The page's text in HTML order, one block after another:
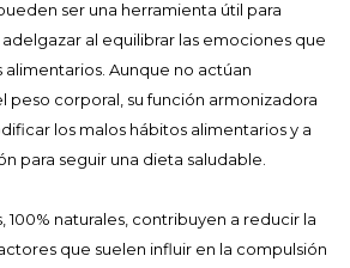
ser una herramienta útil para
al equilibrar las emociones que
alimentarios. Aunque no actúan
corporal, su función armonizadora
los malos hábitos alimentarios y a
para seguir una dieta saludable.
100% naturales, contribuyen a reducir la
que suelen influir en la compulsión